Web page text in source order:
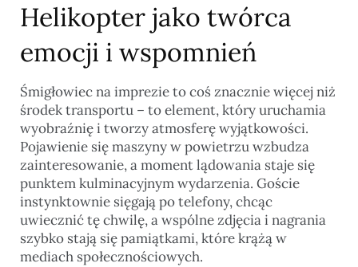
Helikopter jako twórca
emocji i wspomnień
Śmigłowiec na imprezie to coś znacznie więcej niż
środek transportu – to element, który uruchamia
wyobraźnię i tworzy atmosferę wyjątkowości.
Pojawienie się maszyny w powietrzu wzbudza
zainteresowanie, a moment lądowania staje się
punktem kulminacyjnym wydarzenia. Goście
instynktownie sięgają po telefony, chcąc
uwiecznić tę chwilę, a wspólne zdjęcia i nagrania
szybko stają się pamiątkami, które krążą w
mediach społecznościowych.